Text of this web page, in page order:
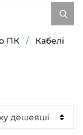
ПК /
Кабелі